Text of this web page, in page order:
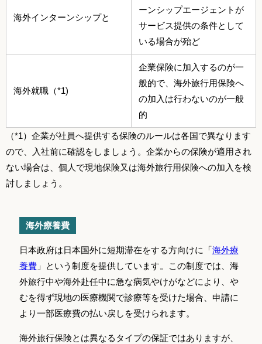
海外インターンシップと
ーンシップエージェントが
サービス提供の条件として
いる場合が殆ど
海外就職（*1)
企業保険に加入するのが一
般的で、海外旅行用保険へ
の加入は行わないのが一般
的
（*1）企業が社員へ提供する保険のルールは各国で異なります
ので、入社前に確認をしましょう。企業からの保険が適用され
ない場合は、個人で現地保険又は海外旅行用保険への加入を検
討しましょう。
海外療養費
日本政府は日本国外に短期滞在をする方向けに「海外療
養費」という制度を提供しています。この制度では、海
外旅行中や海外赴任中に急な病気やけがなどにより、や
むを得ず現地の医療機関で診療等を受けた場合、申請に
より一部医療費の払い戻しを受けられます。
海外旅行保険とは異なるタイプの保証ではありますが、